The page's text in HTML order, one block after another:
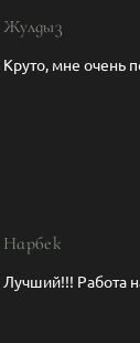
Жулдыз
Круто, мне очень
Нарбек
Лучший!!! Работа